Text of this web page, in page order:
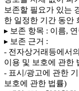
보존할 필요가 있는
한 일정한 기간 동안
▸ 보존 항목 : 이름,
▸ 보존 근거 :
- 전자상거래등에서
이용 및 보호에 관한
- 표시/광고에 관한
보호에 관한 법률)